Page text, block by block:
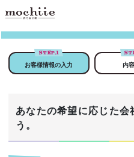
STEP.1
お客様情報の入力 内
あなたの希望に応じた会
う。